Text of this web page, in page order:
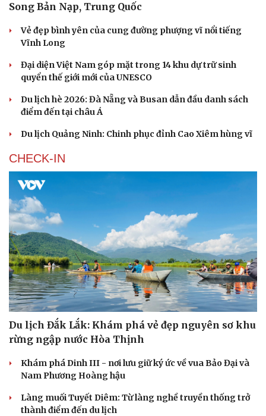
Văn hóa
Sân khấu - Điện ảnh
Văn học
Âm nhạc
Di sản
Giải trí
Nghệ sĩ
Thời trang
Sao Việt
Song Bản Nạp, Trung Quốc
Vẻ đẹp bình yên của cung đường phượng vĩ nổi tiếng
Vĩnh Long
Đại diện Việt Nam góp mặt trong 14 khu dự trữ sinh
quyển thế giới mới của UNESCO
Du lịch hè 2026: Đà Nẵng và Busan dẫn đầu danh sách
điểm đến tại châu Á
Du lịch Quảng Ninh: Chinh phục đỉnh Cao Xiêm hùng vĩ
CHECK-IN
Du lịch Đắk Lắk: Khám phá vẻ đẹp nguyên sơ khu
rừng ngập nước Hòa Thịnh
Khám phá Dinh III - nơi lưu giữ ký ức về vua Bảo Đại và
Nam Phương Hoàng hậu
Làng muối Tuyết Diêm: Từ làng nghề truyền thống trở
thành điểm đến du lịch